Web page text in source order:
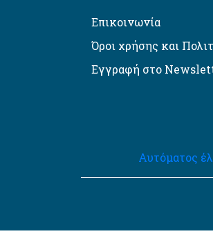
Επικοινωνία
Όροι χρήσης και
Εγγραφή στο
Αυτόματος